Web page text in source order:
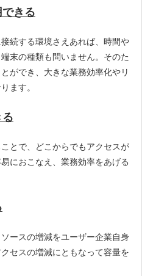
きる
続する環境さえあれば、時間や
末の種類も問いません。そのた
ができ、大きな業務効率化やリ
ます。
とで、どこからでもアクセスが
におこなえ、業務効率をあげる
ースの増減をユーザー企業自身
セスの増減にともなって容量を